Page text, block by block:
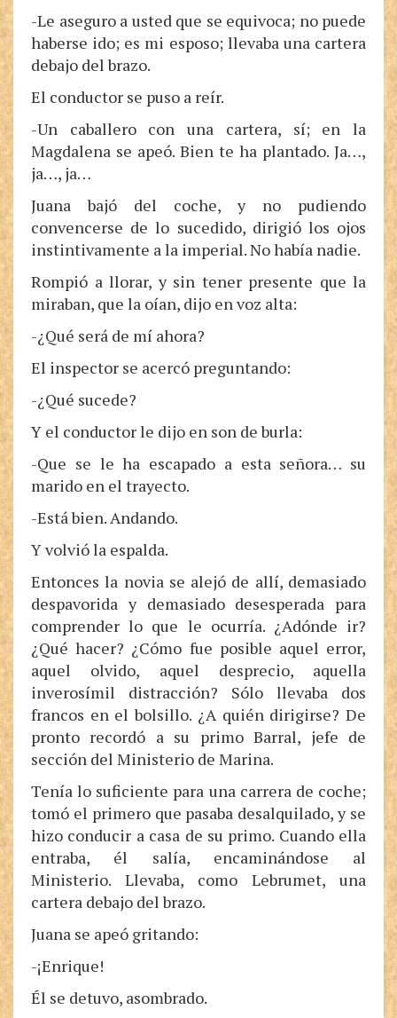
-Le aseguro a usted que se equivoca; no puede
haberse ido; es mi esposo; llevaba una cartera
debajo del brazo.
El conductor se puso a reír.
-Un caballero con una cartera, sí; en la
Magdalena se apeó. Bien te ha plantado. Ja…,
ja…, ja…
Juana bajó del coche, y no pudiendo
convencerse de lo sucedido, dirigió los ojos
instintivamente a la imperial. No había nadie.
Rompió a llorar, y sin tener presente que la
miraban, que la oían, dijo en voz alta:
-¿Qué será de mí ahora?
El inspector se acercó preguntando:
-¿Qué sucede?
Y el conductor le dijo en son de burla:
-Que se le ha escapado a esta señora… su
marido en el trayecto.
-Está bien. Andando.
Y volvió la espalda.
Entonces la novia se alejó de allí, demasiado
despavorida y demasiado desesperada para
comprender lo que le ocurría. ¿Adónde ir?
¿Qué hacer? ¿Cómo fue posible aquel error,
aquel olvido, aquel desprecio, aquella
inverosímil distracción? Sólo llevaba dos
francos en el bolsillo. ¿A quién dirigirse? De
pronto recordó a su primo Barral, jefe de
sección del Ministerio de Marina.
Tenía lo suficiente para una carrera de coche;
tomó el primero que pasaba desalquilado, y se
hizo conducir a casa de su primo. Cuando ella
entraba, él salía, encaminándose al
Ministerio. Llevaba, como Lebrumet, una
cartera debajo del brazo.
Juana se apeó gritando:
-¡Enrique!
Él se detuvo, asombrado.